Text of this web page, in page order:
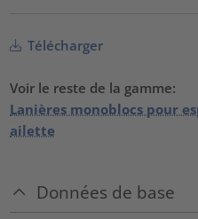
Télécharger
Voir le reste de la gamme:
Lanières monoblocs pour
ailette
Données de base